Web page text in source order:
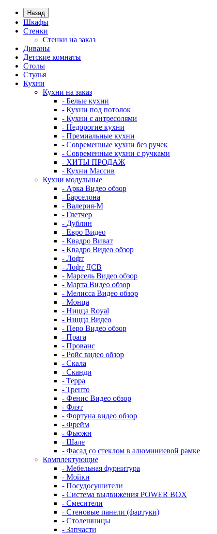
Назад
Шкафы
Стенки
Стенки на заказ
Диваны
Детские комнаты
Столы
Стулья
Кухни
Кухни на заказ
- Белые кухни
- Кухни под потолок
- Кухни с антресолями
- Недорогие кухни
- Премиальные кухни
- Современные кухни без ручек
- Современные кухни с ручками
- ХИТЫ ПРОДАЖ
- Кухни Массив
Кухни модульные
- Арка Видео обзор
- Барселона
- Валерия-М
- Глетчер
- Дублин
- Евро Видео
- Квадро Виват
- Квадро Видео обзор
- Лофт
- Лофт ДСВ
- Марсель Видео обзор
- Марта Видео обзор
- Мелисса Видео обзор
- Монца
- Ницца Royal
- Ницца Видео
- Перо Видео обзор
- Прага
- Прованс
- Ройс видео обзор
- Скала
- Сканди
- Терра
- Тренто
- Фенис Видео обзор
- Флэт
- Фортуна видео обзор
- Фрейм
- Фьюжн
- Шале
- Фасад со стеклом в алюминиевой рамке
Комплектующие
- Мебельная фурнитура
- Мойки
- Посудосушители
- Система выдвижения POWER BOX
- Смесители
- Стеновые панели (фартуки)
- Столешницы
- Запчасти